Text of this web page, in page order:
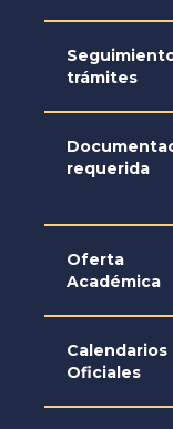
trámites
requerida
Oferta
Académica
Calendarios
Oficiales